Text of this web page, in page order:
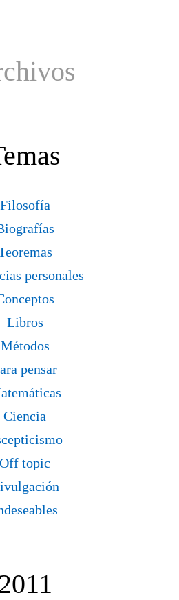
Filosofía
personales
Libros
Métodos
pensar
Ciencia
Off topic